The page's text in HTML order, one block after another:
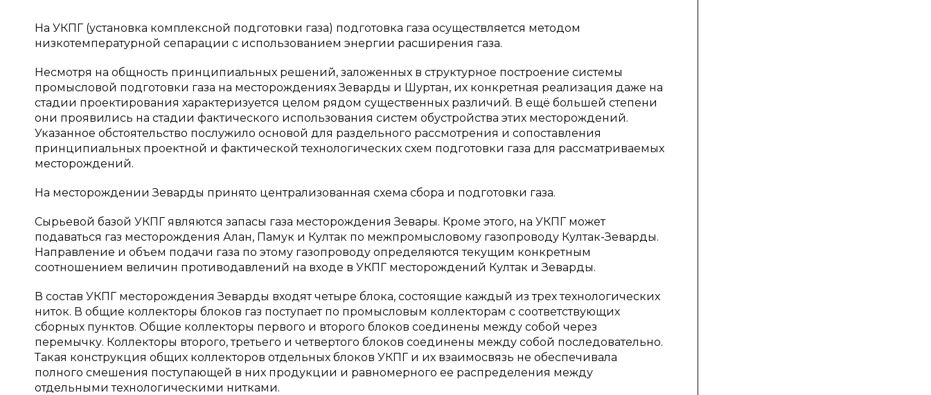
На УКПГ (установка комплексной подготовки газа) подготовка газа осуществляется методом
низкотемпературной сепарации с использованием энергии расширения газа.
Несмотря на общность принципиальных решений, заложенных в структурное построение системы
промысловой подготовки газа на месторождениях Зеварды и Шуртан, их конкретная реализация даже на
стадии проектирования характеризуется целом рядом существенных различий. В ещё большей степени
они проявились на стадии фактического использования систем обустройства этих месторождений.
Указанное обстоятельство послужило основой для раздельного рассмотрения и сопоставления
принципиальных проектной и фактической технологических схем подготовки газа для рассматриваемых
месторождений.
На месторождении Зеварды принято централизованная схема сбора и подготовки газа.
Сырьевой базой УКПГ являются запасы газа месторождения Зевары. Кроме этого, на УКПГ может
подаваться газ месторождения Алан, Памук и Култак по межпромысловому газопроводу Култак-Зеварды.
Направление и объем подачи газа по этому газопроводу определяются текущим конкретным
соотношением величин противодавлений на входе в УКПГ месторождений Култак и Зеварды.
В состав УКПГ месторождения Зеварды входят четыре блока, состоящие каждый из трех технологических
ниток. В общие коллекторы блоков газ поступает по промысловым коллекторам с соответствующих
сборных пунктов. Общие коллекторы первого и второго блоков соединены между собой через
перемычку. Коллекторы второго, третьего и четвертого блоков соединены между собой последовательно.
Такая конструкция общих коллекторов отдельных блоков УКПГ и их взаимосвязь не обеспечивала
полного смешения поступающей в них продукции и равномерного ее распределения между
отдельными технологическими нитками.